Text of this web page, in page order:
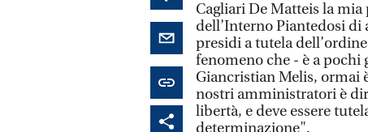
Cagliari De Matteis la
dell’Interno Piantedosi
presidi a tutela
fenomeno che - è a
Giancristian Melis, ormai
nostri amministratori è
libertà, e deve essere
determinazione".